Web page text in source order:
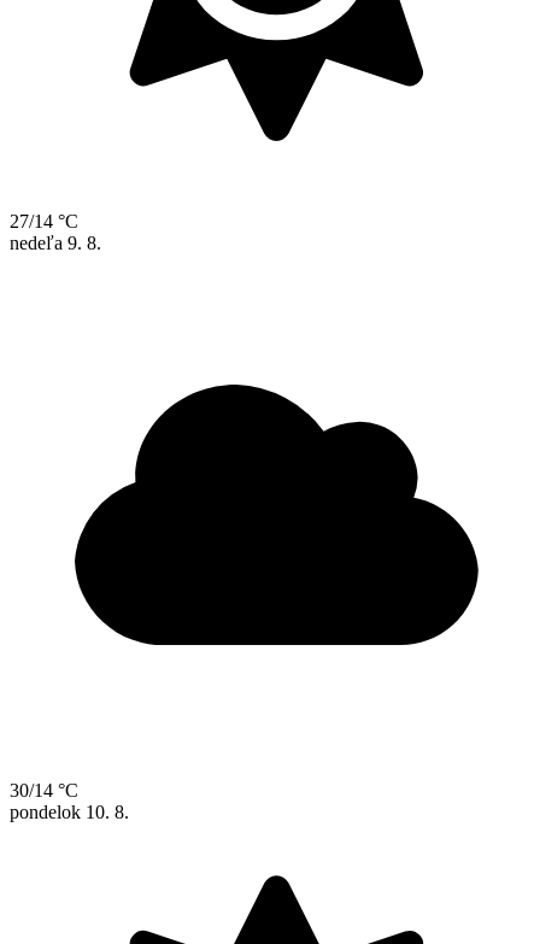
27/14 °C
nedeľa 9. 8.
30/14 °C
pondelok 10. 8.